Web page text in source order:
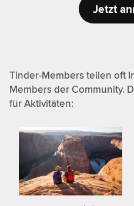
Jetzt
Tinder-Members teilen oft
Members der Community.
für Aktivitäten: